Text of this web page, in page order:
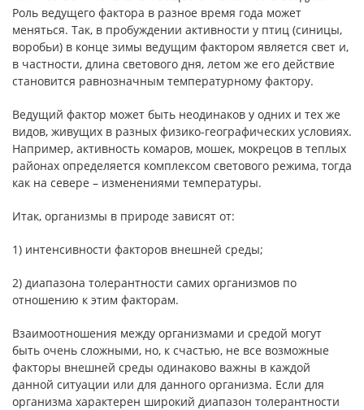
Роль ведущего фактора в разное время года может
меняться. Так, в пробуждении активности у птиц (синицы,
воробьи) в конце зимы ведущим фактором является свет и,
в частности, длина светового дня, летом же его действие
становится равнозначным температурному фактору.
Ведущий фактор может быть неодинаков у одних и тех же
видов, живущих в разных физико-географических условиях.
Например, активность комаров, мошек, мокрецов в теплых
районах определяется комплексом светового режима, тогда
как на севере – изменениями температуры.
Итак, организмы в природе зависят от:
1) интенсивности факторов внешней cреды;
2) диапазона толерантности самих организмов по
отношению к этим факторам.
Взаимоотношения между организмами и средой могут
быть очень сложными, но, к счастью, не все возможные
факторы внешней среды одинаково важны в каждой
данной ситуации или для данного организма. Если для
организма характерен широкий диапазон толерантности